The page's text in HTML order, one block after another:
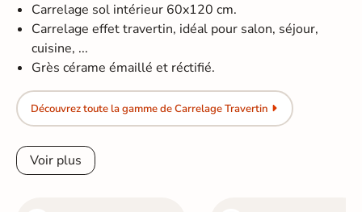
Carrelage sol intérieur 60x120 cm.
Carrelage effet travertin, idéal pour salon, séjour,
cuisine, ...
Grès cérame émaillé et réctifié.
Découvrez toute la gamme de Carrelage Travertin
Voir plus